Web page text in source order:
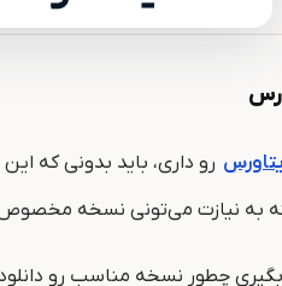
رو داری، باید بدونی که
نیازت می‌تونی نسخه مخصوص